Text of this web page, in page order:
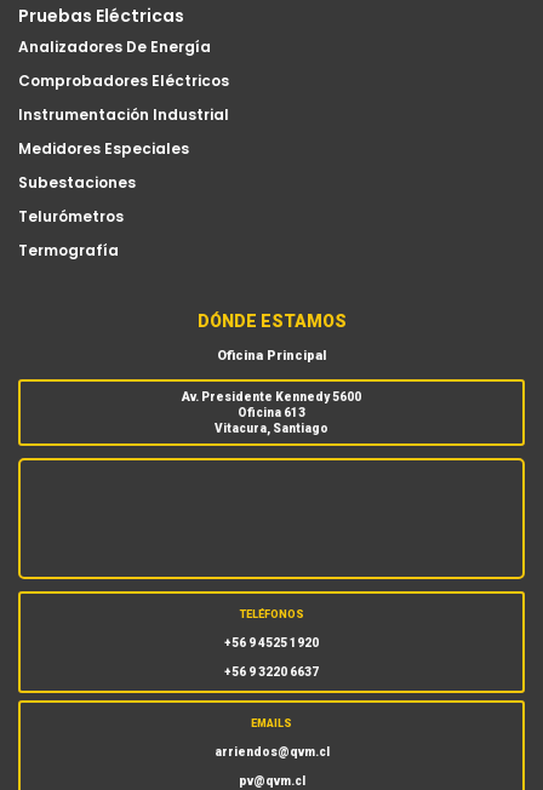
Pruebas Eléctricas
Analizadores De Energía
Comprobadores Eléctricos
Instrumentación Industrial
Medidores Especiales
Subestaciones
Telurómetros
Termografía
DÓNDE ESTAMOS
Oficina Principal
Av. Presidente Kennedy 5600
Oficina 613
Vitacura, Santiago
TELÉFONOS
+56 9 4525 1920
+56 9 3220 6637
EMAILS
arriendos@qvm.cl
pv@qvm.cl